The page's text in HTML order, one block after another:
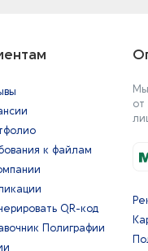
к файлам
QR-код
Полиграфии
от